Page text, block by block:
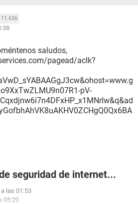
11.636
saludos,
pagead/aclk?
pV-
seguridad de internet...
las 01:53
05:20